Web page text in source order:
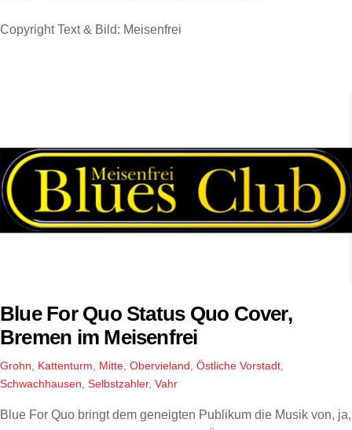
Copyright Text & Bild: Meisenfrei
Blue For Quo Status Quo Cover,
Bremen im Meisenfrei
Grohn, Kattenturm, Mitte, Obervieland, Östliche Vorstadt,
Schwachhausen, Selbstzahler, Vahr
Blue For Quo bringt dem geneigten Publikum die Musik von, ja,